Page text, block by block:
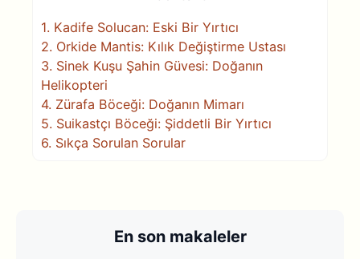
1. Kadife Solucan: Eski Bir Yırtıcı
2. Orkide Mantis: Kılık Değiştirme Ustası
3. Sinek Kuşu Şahin Güvesi: Doğanın
Helikopteri
4. Zürafa Böceği: Doğanın Mimarı
5. Suikastçı Böceği: Şiddetli Bir Yırtıcı
6. Sıkça Sorulan Sorular
En son makaleler